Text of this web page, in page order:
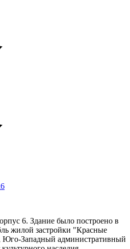
6. Здание было построено в
жилой застройки "Красные
Юго-Западный административный